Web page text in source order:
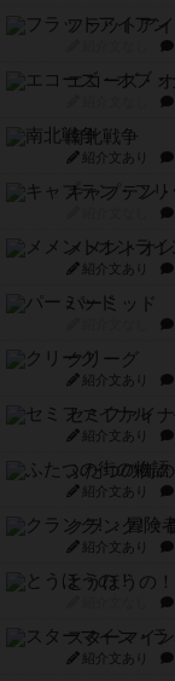
フラットア
エコーズ・
南北戦争
紹介文あり
キャプテン
メメントオ
紹介文あり
パーミッド
クリーグ
紹介文あり
セミファイ
紹介文あり
ふたつの街
紹介文あり
クランク! ：
紹介文あり
とうほうの！
スターマイ
紹介文あり